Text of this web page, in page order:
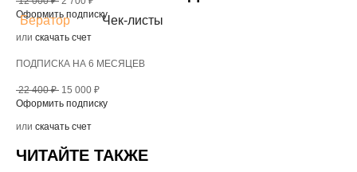
Бератор Чек-листы
Оформить подписку
или скачать счет
ПОДПИСКА НА 6 МЕСЯЦЕВ
22 400 ₽ 15 000 ₽
Оформить подписку
или скачать счет
ЧИТАЙТЕ ТАКЖЕ